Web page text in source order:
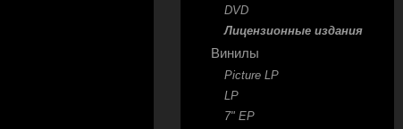
DVD
Лицензионные издания
Винилы
Picture LP
LP
7" EP